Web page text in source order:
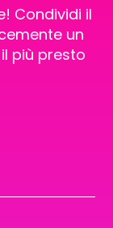
Condividi il
un
più presto